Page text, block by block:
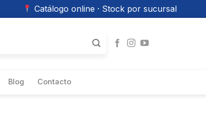
Catálogo online · Stock por sucursal
Blog Contacto